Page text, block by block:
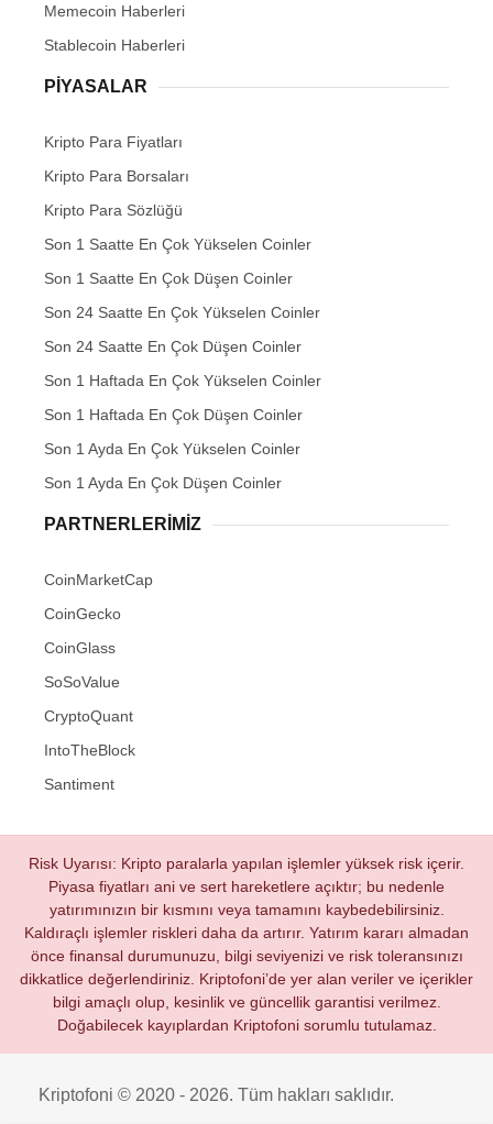
Memecoin Haberleri
Stablecoin Haberleri
PIYASALAR
Kripto Para Fiyatları
Kripto Para Borsaları
Kripto Para Sözlüğü
Son 1 Saatte En Çok Yükselen Coinler
Son 1 Saatte En Çok Düşen Coinler
Son 24 Saatte En Çok Yükselen Coinler
Son 24 Saatte En Çok Düşen Coinler
Son 1 Haftada En Çok Yükselen Coinler
Son 1 Haftada En Çok Düşen Coinler
Son 1 Ayda En Çok Yükselen Coinler
Son 1 Ayda En Çok Düşen Coinler
PARTNERLERIMIZ
CoinMarketCap
CoinGecko
CoinGlass
SoSoValue
CryptoQuant
IntoTheBlock
Santiment
Risk Uyarısı: Kripto paralarla yapılan işlemler yüksek risk içerir.
Piyasa fiyatları ani ve sert hareketlere açıktır; bu nedenle
yatırımınızın bir kısmını veya tamamını kaybedebilirsiniz.
Kaldıraçlı işlemler riskleri daha da artırır. Yatırım kararı almadan
önce finansal durumunuzu, bilgi seviyenizi ve risk toleransınızı
dikkatlice değerlendiriniz. Kriptofoni’de yer alan veriler ve içerikler
bilgi amaçlı olup, kesinlik ve güncellik garantisi verilmez.
Doğabilecek kayıplardan Kriptofoni sorumlu tutulamaz.
Kriptofoni © 2020 - 2026. Tüm hakları saklıdır.